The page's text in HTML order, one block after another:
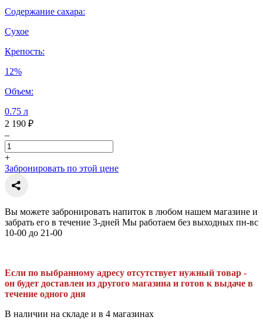
Содержание сахара:
Сухое
Крепость:
12%
Объем:
0.75 л
2 190 ₽
–
+
Забронировать по этой цене
Вы можете забронировать напиток в любом нашем магазине и
забрать его в течение 3-дней Мы работаем без выходных пн-вс
10-00 до 21-00
Если по выбранному адресу отсутствует нужный товар -
он будет доставлен из другого магазина и готов к выдаче в
течение одного дня
В наличии на складе и в 4 магазинах